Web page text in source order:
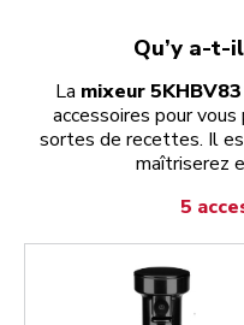
Qu’y a-t-
La mixeur 5KHBV83
accessoires pour
sortes de recettes. Il
maîtriserez
5